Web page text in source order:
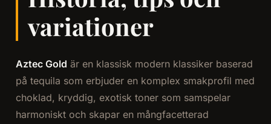
variationer
Aztec Gold är en klassisk modern klassiker baserad
på tequila som erbjuder en komplex smakprofil med
choklad, kryddig, exotisk toner som samspelar
harmoniskt och skapar en mångfacetterad